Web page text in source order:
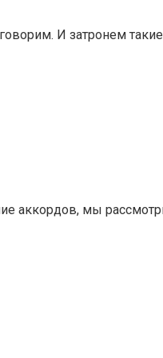
И затронем
аккордов, мы